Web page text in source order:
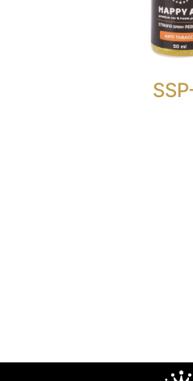
Svjež i aromatičan
brinete da će neprijatni
vašim